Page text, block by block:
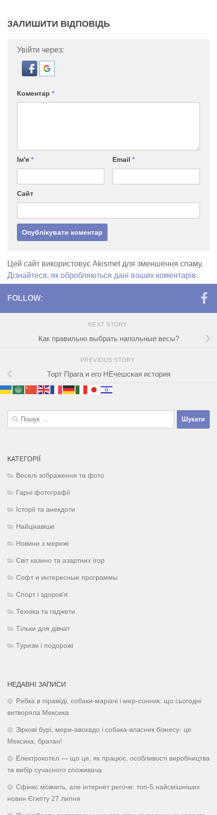
ЗАЛИШИТИ ВІДПОВІДЬ
Увійти через:
Коментар *
Ім'я * Email *
Сайт
Цей сайт використовує Akismet для зменшення спаму.
Дізнайтеся, як обробляються дані ваших коментарів.
FOLLOW:
NEXT STORY
Как правильно выбрать напольные весы?
PREVIOUS STORY
Торт Прага и его НЕчешская история
Пошук:
КАТЕГОРІЇ
Веселі зображення та фото
Гарні фотографії
Історії та анекдоти
Найцікавіше
Новини з мережі
Світ казино та азартних ігор
Софт и интересные программы
Спорт і здоров'я
Техніка та гаджети
Тільки для дівчат
Туризм і подорожі
НЕДАВНІ ЗАПИСИ
Рибка в піраміді, собаки-маріачі і мер-сонник: що сьогодні
витворяла Мексика
Зіркові бурі, мери-авокадо і собака-власник бізнесу- це
Мексика, братан!
Електрокотел — що це, як працює, особливості виробництва
та вибір сучасного споживача
Сфінкс мовчить, але інтернет регоче: топ-5 найсмішніших
новин Єгипту 27 липня